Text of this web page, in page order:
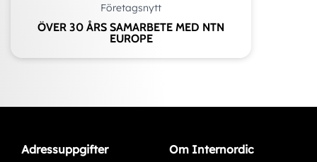
Företagsnytt
ÖVER 30 ÅRS SAMARBETE MED NTN
EUROPE
Adressuppgifter Om Internordic